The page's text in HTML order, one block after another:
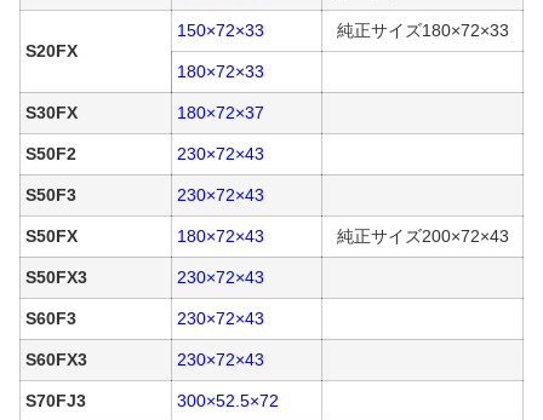
S20FX
150×72×33 純正サイズ180×72×33
180×72×33
S30FX 180×72×37
S50F2 230×72×43
S50F3 230×72×43
S50FX 180×72×43 純正サイズ200×72×43
S50FX3 230×72×43
S60F3 230×72×43
S60FX3 230×72×43
S70FJ3 300×52.5×72